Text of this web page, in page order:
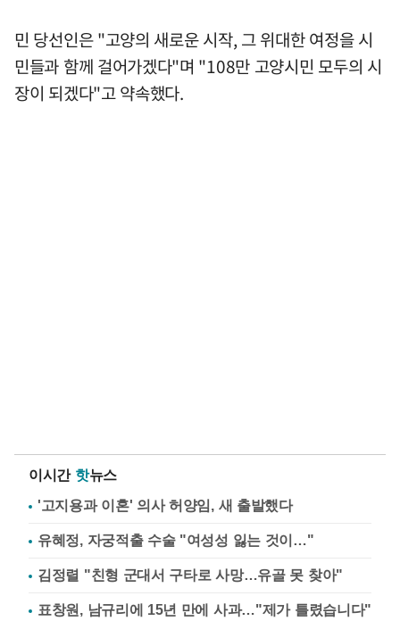
민 당선인은 "고양의 새로운 시작, 그 위대한 여정을 시
민들과 함께 걸어가겠다"며 "108만 고양시민 모두의 시
장이 되겠다"고 약속했다.
이시간 핫뉴스
'고지용과 이혼' 의사 허양임, 새 출발했다
유혜정, 자궁적출 수술 "여성성 잃는 것이…"
김정렬 "친형 군대서 구타로 사망…유골 못 찾아"
표창원, 남규리에 15년 만에 사과…"제가 틀렸습니다"